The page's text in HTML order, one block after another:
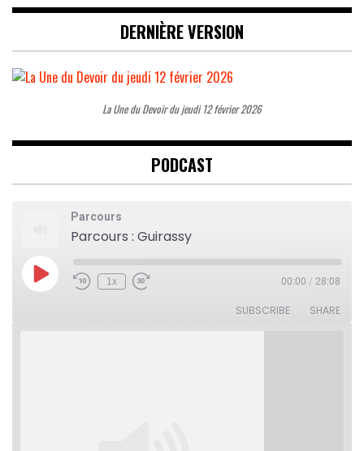
DERNIÈRE VERSION
La Une du Devoir du jeudi 12 février 2026
PODCAST
Parcours
Parcours : Guirassy
Play
Episode
Rewind
1x
Fast
00:00 / 28:08
SUBSCRIBE SHARE